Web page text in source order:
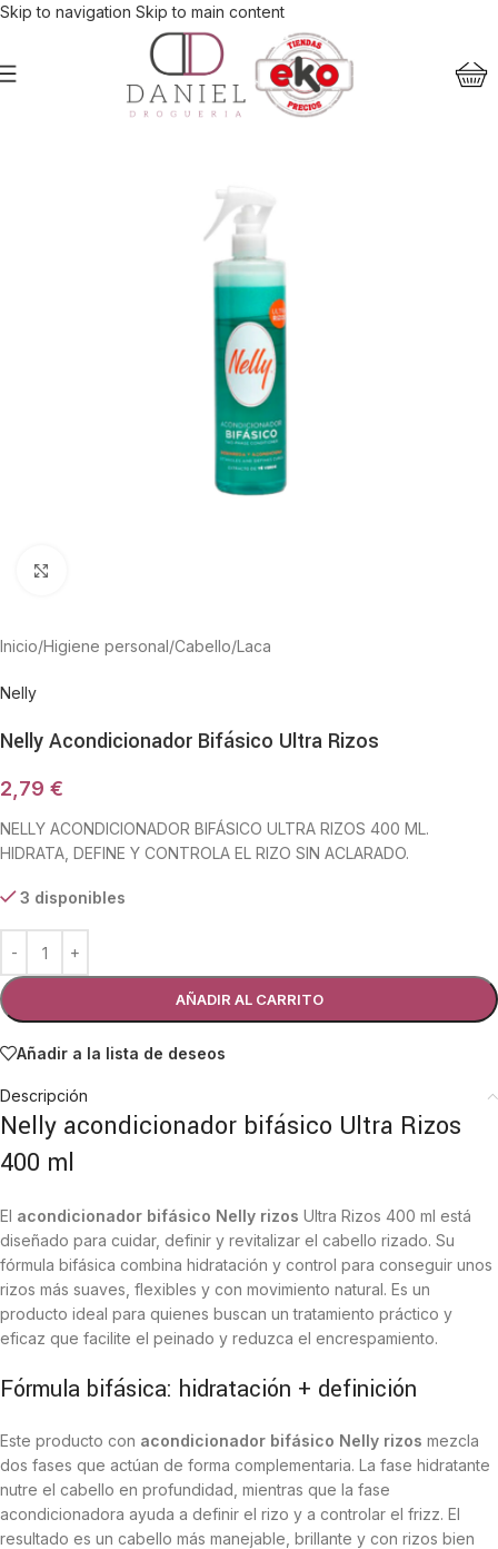
Skip to navigation Skip to main content
Inicio/Higiene personal/Cabello/Laca
Nelly
Nelly Acondicionador Bifásico Ultra Rizos
2,79 €
NELLY ACONDICIONADOR BIFÁSICO ULTRA RIZOS 400 ML.
HIDRATA, DEFINE Y CONTROLA EL RIZO SIN ACLARADO.
3 disponibles
AÑADIR AL CARRITO
Añadir a la lista de deseos
Descripción
Nelly acondicionador bifásico Ultra Rizos
400 ml
El acondicionador bifásico Nelly rizos Ultra Rizos 400 ml está
diseñado para cuidar, definir y revitalizar el cabello rizado. Su
fórmula bifásica combina hidratación y control para conseguir unos
rizos más suaves, flexibles y con movimiento natural. Es un
producto ideal para quienes buscan un tratamiento práctico y
eficaz que facilite el peinado y reduzca el encrespamiento.
Fórmula bifásica: hidratación + definición
Este producto con acondicionador bifásico Nelly rizos mezcla
dos fases que actúan de forma complementaria. La fase hidratante
nutre el cabello en profundidad, mientras que la fase
acondicionadora ayuda a definir el rizo y a controlar el frizz. El
resultado es un cabello más manejable, brillante y con rizos bien